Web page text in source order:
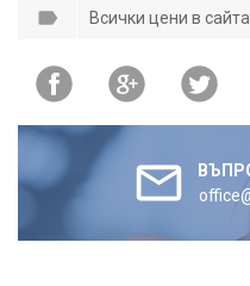
Всички цени в